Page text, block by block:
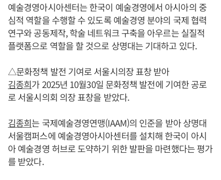
예술경영아시아센터는 한국이 예술경영에서 아시아의 중
심적 역할을 수행할 수 있도록 예술경영 분야의 국제 협력
연구와 공동제작, 학술 네트워크 구축을 아우르는 실질적
플랫폼으로 역할을 할 것으로 상명대는 기대하고 있다.
△문화정책 발전 기여로 서울시의장 표창 받아
김종희가 2025년 10월30일 문화정책 발전에 기여한 공로
로 서울시의회 의장 표창을 받았다.
김종희는 국제예술경영연맹(IAAM)의 인준을 받아 상명대
서울캠퍼스에 예술경영아시아센터를 설치해 한국이 아시
아 예술경영 허브로 도약하기 위한 발판을 마련했다는 평가
를 받았다.